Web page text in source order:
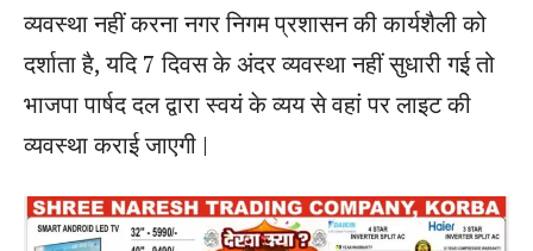
व्यवस्था नहीं करना नगर निगम प्रशासन की कार्यशैली को
दर्शाता है, यदि 7 दिवस के अंदर व्यवस्था नहीं सुधारी गई तो
भाजपा पार्षद दल द्वारा स्वयं के व्यय से वहां पर लाइट की
व्यवस्था कराई जाएगी |